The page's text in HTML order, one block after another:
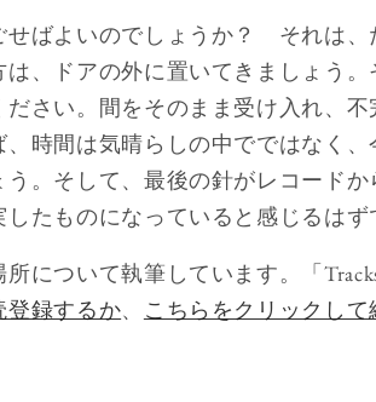
せばよいのでしょうか？ それは、
、ドアの外に置いてきましょう。
さい。間をそのまま受け入れ、不
時間は気晴らしの中でではなく、
。そして、最後の針がレコードか
たものになっていると感じるはず
について執筆しています。「
登録するか、 こちらをクリックして